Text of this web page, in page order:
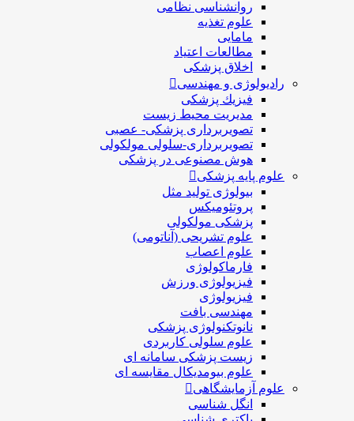
روانشناسی نظامی
علوم تغذیه
مامایی
مطالعات اعتیاد
اخلاق پزشکی
رادیولوژی و مهندسی
فيزيك پزشکی
مدیریت محیط زیست
تصویربرداری پزشکی- عصبی
تصویربرداری-سلولی مولکولی
هوش مصنوعی در پزشکی
علوم پایه پزشکی
بیولوژی تولید مثل
پروتئومیکس
پزشکی مولکولی
علوم تشریحی (آناتومی)
علوم اعصاب
فارماکولوژی
فیزیولوژی ورزش
فیزیولوژی
مهندسی بافت
نانوتکنولوژی پزشکی
علوم سلولی کاربردی
زیست پزشکی سامانه ای
علوم بیومدیکال مقایسه ای
علوم آزمایشگاهی
انگل شناسی